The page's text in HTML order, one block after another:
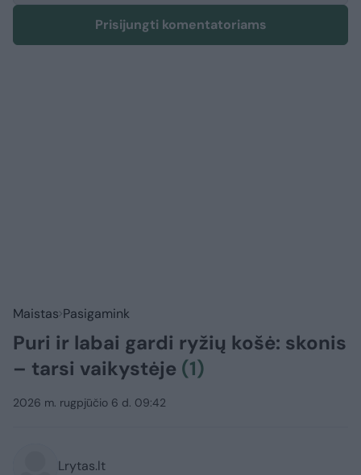
Prisijungti komentatoriams
Maistas Pasigamink
Puri ir labai gardi ryžių košė: skonis
– tarsi vaikystėje (1)
2026 m. rugpjūčio 6 d. 09:42
Lrytas.lt